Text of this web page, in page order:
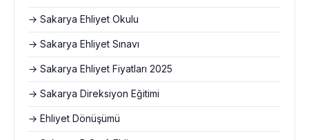
→ Sakarya Ehliyet Okulu
→ Sakarya Ehliyet Sınavı
→ Sakarya Ehliyet Fiyatları 2025
→ Sakarya Direksiyon Eğitimi
→ Ehliyet Dönüşümü